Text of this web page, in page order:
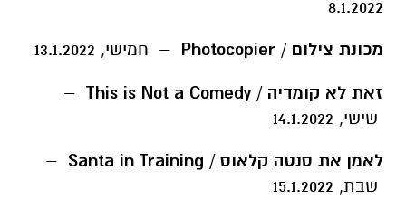
8.1.2022
מכונת צילום / Photocopier – חמישי, 13.1.2022
זאת לא קומדיה / This is Not a Comedy
–
שישי, 14.1.2022
לאמן את סנטה קלאוס / Santa in Training
–
שבת, 15.1.2022